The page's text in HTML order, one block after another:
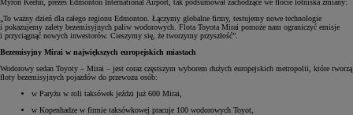
Myron Keehn, prezes Edmonton International Airport, tak podsumował zachodzące we flocie lotniska zmiany:
„To ważny dzień dla całego regionu Edmonton. Łączymy globalne firmy, testujemy nowe technologie
i pokazujemy zalety bezemisyjnych paliw wodorowych. Flota Toyota Mirai pomoże nam ograniczyć emisje
i przyciągnąć nowych inwestorów. Cieszymy się, że tworzymy przyszłość”.
Bezemisyjny Mirai w największych europejskich miastach
Wodorowy sedan Toyoty – Mirai – jest coraz częstszym wyborem dużych europejskich metropolii, które tworzą
floty bezemisyjnych pojazdów do przewozu osób:
w Paryżu w roli taksówek jeździ już 600 Mirai,
w Kopenhadze w firmie taksówkowej pracuje 100 wodorowych Toyot,